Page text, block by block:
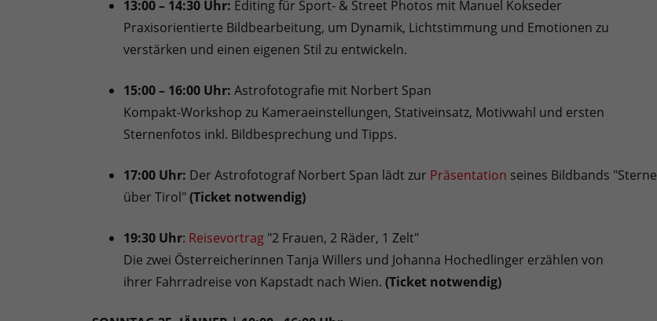
13:00 – 14:30 Uhr: Editing für Sport- & Street Photos mit Manuel Kokseder
Praxisorientierte Bildbearbeitung, um Dynamik, Lichtstimmung und Emotionen zu
verstärken und einen eigenen Stil zu entwickeln.
15:00 – 16:00 Uhr: Astrofotografie mit Norbert Span
Kompakt-Workshop zu Kameraeinstellungen, Stativeinsatz, Motivwahl und ersten
Sternenfotos inkl. Bildbesprechung und Tipps.
17:00 Uhr: Der Astrofotograf Norbert Span lädt zur Präsentation seines Bildbands "Sterne
über Tirol"(Ticket notwendig)
19:30 Uhr: Reisevortrag "2 Frauen, 2 Räder, 1 Zelt"
Die zwei Österreicherinnen Tanja Willers und Johanna Hochedlinger erzählen von
ihrer Fahrradreise von Kapstadt nach Wien. (Ticket notwendig)